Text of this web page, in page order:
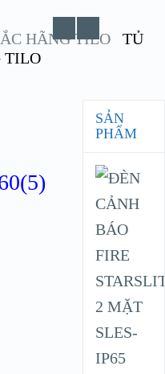
HÃNG TILO
TỦ
TILO
SẢN
PHẨM